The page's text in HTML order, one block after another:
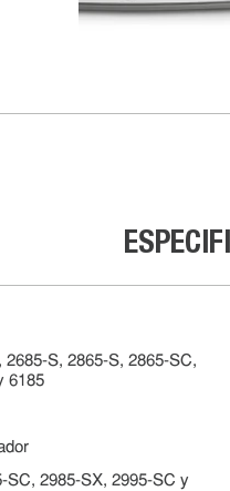
S, 2865-S, 2865-SC,
6185
SC, 2985-SX, 2995-SC y